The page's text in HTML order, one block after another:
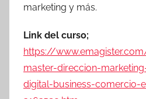
marketing y más.
Link del curso;
https://
master-direccion-
digital-business-comercio-